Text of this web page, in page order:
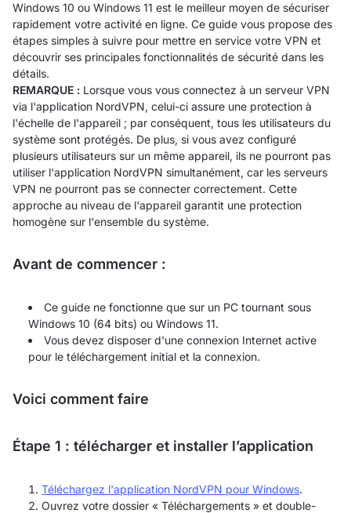
Windows 10 ou Windows 11 est le meilleur moyen de sécuriser
rapidement votre activité en ligne. Ce guide vous propose des
étapes simples à suivre pour mettre en service votre VPN et
découvrir ses principales fonctionnalités de sécurité dans les
détails.
REMARQUE : Lorsque vous vous connectez à un serveur VPN
via l'application NordVPN, celui-ci assure une protection à
l'échelle de l'appareil ; par conséquent, tous les utilisateurs du
système sont protégés. De plus, si vous avez configuré
plusieurs utilisateurs sur un même appareil, ils ne pourront pas
utiliser l'application NordVPN simultanément, car les serveurs
VPN ne pourront pas se connecter correctement. Cette
approche au niveau de l'appareil garantit une protection
homogène sur l'ensemble du système.
Avant de commencer :
Ce guide ne fonctionne que sur un PC tournant sous
Windows 10 (64 bits) ou Windows 11.
Vous devez disposer d'une connexion Internet active
pour le téléchargement initial et la connexion.
Voici comment faire
Étape 1 : télécharger et installer l’application
Téléchargez l'application NordVPN pour Windows.
Ouvrez votre dossier « Téléchargements » et double-